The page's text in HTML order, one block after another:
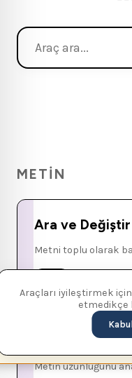
Araçları iyileştirmek
etmedikçe
METIN
Ara ve Değiştir
Metni toplu olarak
Kelime Sayacı
Metin uzunluğunu